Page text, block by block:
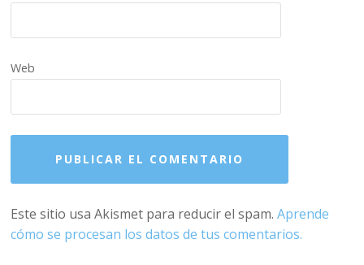
Web
Este sitio usa Akismet para reducir el spam.Aprende
cómo se procesan los datos de tus comentarios.